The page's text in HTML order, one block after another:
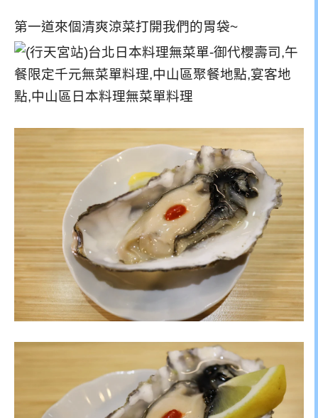
第一道來個清爽涼菜打開我們的胃袋~